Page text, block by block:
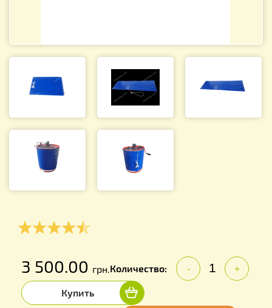
3 500.00 грн.Количество: - +
Купить